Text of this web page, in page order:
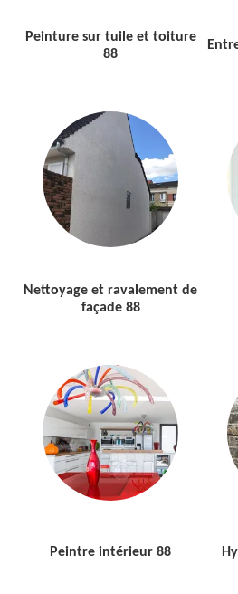
Peinture sur tuile et toiture
88
Nettoyage et ravalement de
façade 88
Peintre intérieur 88